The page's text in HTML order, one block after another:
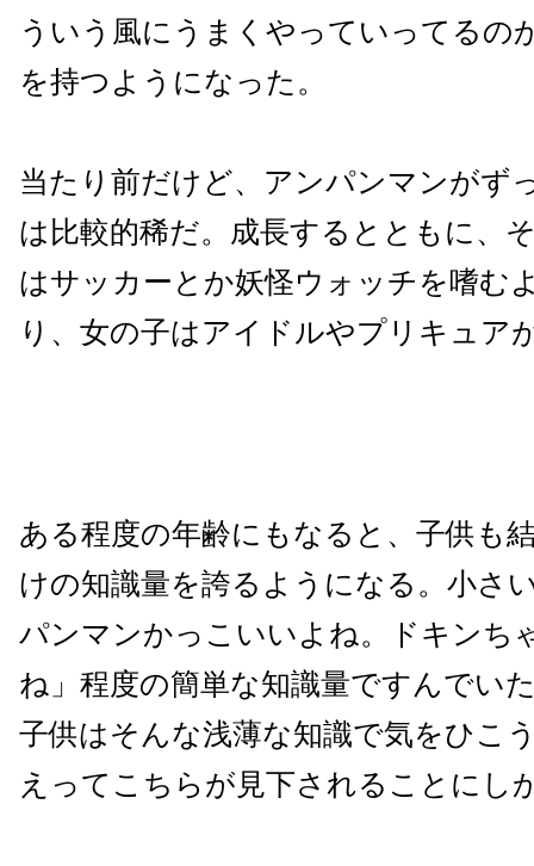
ういう風にうまくやっていってるの
を持つようになった。
当たり前だけど、アンパンマンがず
は比較的稀だ。成長するとともに、
はサッカーとか妖怪ウォッチを嗜む
り、女の子はアイドルやプリキュア
ある程度の年齢にもなると、子供も
けの知識量を誇るようになる。小さ
パンマンかっこいいよね。ドキンち
ね」程度の簡単な知識量ですんでい
子供はそんな浅薄な知識で気をひこ
えってこちらが見下されることにし